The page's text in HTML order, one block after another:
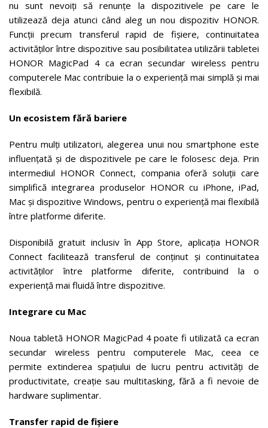
nu sunt nevoiți să renunțe la dispozitivele pe care le
utilizează deja atunci când aleg un nou dispozitiv HONOR.
Funcții precum transferul rapid de fișiere, continuitatea
activităților între dispozitive sau posibilitatea utilizării tabletei
HONOR MagicPad 4 ca ecran secundar wireless pentru
computerele Mac contribuie la o experiență mai simplă și mai
flexibilă.
Un ecosistem fără bariere
Pentru mulți utilizatori, alegerea unui nou smartphone este
influențată și de dispozitivele pe care le folosesc deja. Prin
intermediul HONOR Connect, compania oferă soluții care
simplifică integrarea produselor HONOR cu iPhone, iPad,
Mac și dispozitive Windows, pentru o experiență mai flexibilă
între platforme diferite.
Disponibilă gratuit inclusiv în App Store, aplicația HONOR
Connect facilitează transferul de conținut și continuitatea
activităților între platforme diferite, contribuind la o
experiență mai fluidă între dispozitive.
Integrare cu Mac
Noua tabletă HONOR MagicPad 4 poate fi utilizată ca ecran
secundar wireless pentru computerele Mac, ceea ce
permite extinderea spațiului de lucru pentru activități de
productivitate, creație sau multitasking, fără a fi nevoie de
hardware suplimentar.
Transfer rapid de fișiere